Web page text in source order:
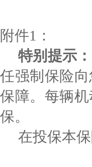
附件1 ：
特别提示：
任强制保险
保障。每辆
保。
在投保本